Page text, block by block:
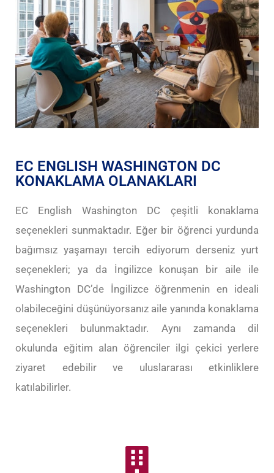
EC ENGLISH WASHINGTON DC
KONAKLAMA OLANAKLARI
EC English Washington DC çeşitli konaklama
seçenekleri sunmaktadır. Eğer bir öğrenci yurdunda
bağımsız yaşamayı tercih ediyorum derseniz yurt
seçenekleri; ya da İngilizce konuşan bir aile ile
Washington DC’de İngilizce öğrenmenin en ideali
olabileceğini düşünüyorsanız aile yanında konaklama
seçenekleri bulunmaktadır. Aynı zamanda dil
okulunda eğitim alan öğrenciler ilgi çekici yerlere
ziyaret edebilir ve uluslararası etkinliklere
katılabilirler.